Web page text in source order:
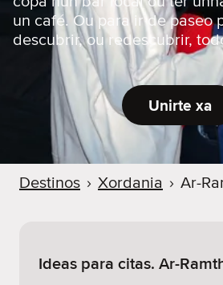
un café. Ou para ir de paseo
descubrir, ou redescubrir,
Unirte xa
Destinos › Xordania › Ar-
Ideas para citas. Ar-